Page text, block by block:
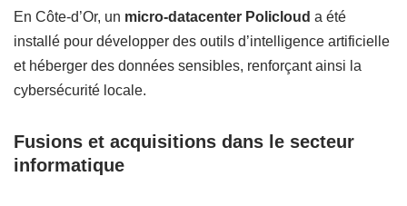
En Côte-d’Or, un micro-datacenter Policloud a été
installé pour développer des outils d’intelligence artificielle
et héberger des données sensibles, renforçant ainsi la
cybersécurité locale.
Fusions et acquisitions dans le secteur
informatique